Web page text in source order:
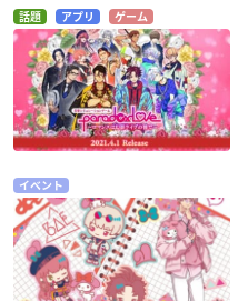
話題 アプリ ゲーム
イベント